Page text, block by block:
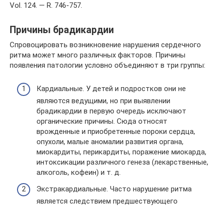
Vol. 124. — R. 746-757.
Причины брадикардии
Спровоцировать возникновение нарушения сердечного
ритма может много различных факторов. Причины
появления патологии условно объединяют в три группы:
Кардиальные. У детей и подростков они не
являются ведущими, но при выявлении
брадикардии в первую очередь исключают
органические причины. Сюда относят
врожденные и приобретенные пороки сердца,
опухоли, малые аномалии развития органа,
миокардиты, перикардиты, поражение миокарда,
интоксикации различного генеза (лекарственные,
алкоголь, кофеин) и т. д.
Экстракардиальные. Часто нарушение ритма
является следствием предшествующего